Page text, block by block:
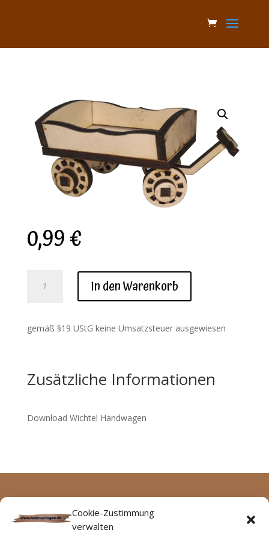
Cookie-Zustimmung
verwalten
0,99€
Wichtel
In den Warenkorb
gemäß §19 UStG keine Umsatzsteuer ausgewiesen
Zusätzliche Informationen
Download Wichtel Handwagen
Archive
Keine Archive zum Anzeigen.